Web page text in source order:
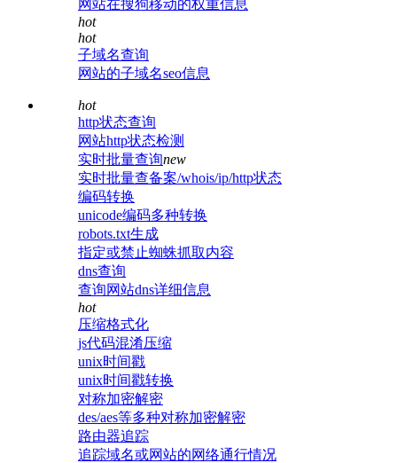
网站在搜狗移动的权重信息
hot
hot
子域名查询
网站的子域名seo信息
hot
http状态查询
网站http状态检测
实时批量查询new
实时批量查备案/whois/ip/http状态
编码转换
unicode编码多种转换
robots.txt生成
指定或禁止蜘蛛抓取内容
dns查询
查询网站dns详细信息
hot
压缩格式化
js代码混淆压缩
unix时间戳
unix时间戳转换
对称加密解密
des/aes等多种对称加密解密
路由器追踪
追踪域名或网站的网络通行情况